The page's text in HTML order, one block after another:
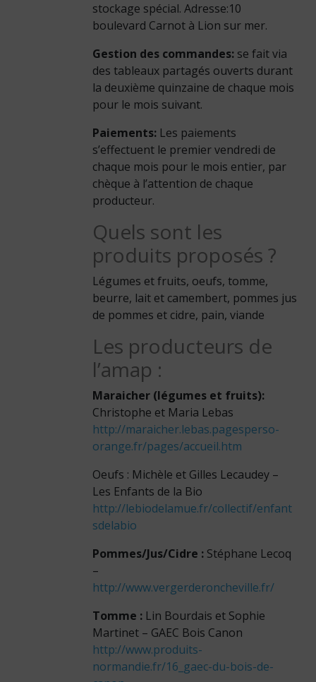
stockage spécial. Adresse:10
boulevard Carnot à Lion sur mer.
Gestion des commandes: se fait via
des tableaux partagés ouverts durant
la deuxième quinzaine de chaque mois
pour le mois suivant.
Paiements: Les paiements
s’effectuent le premier vendredi de
chaque mois pour le mois entier, par
chèque à l’attention de chaque
producteur.
Quels sont les
produits proposés ?
Légumes et fruits, oeufs, tomme,
beurre, lait et camembert, pommes jus
de pommes et cidre, pain, viande
Les producteurs de
l’amap :
Maraicher (légumes et fruits):
Christophe et Maria Lebas
http://maraicher.lebas.pagesperso-
orange.fr/pages/accueil.htm
Oeufs : Michèle et Gilles Lecaudey –
Les Enfants de la Bio
http://lebiodelamue.fr/collectif/enfant
sdelabio
Pommes/Jus/Cidre : Stéphane Lecoq
–
http://www.vergerderoncheville.fr/
Tomme : Lin Bourdais et Sophie
Martinet – GAEC Bois Canon
http://www.produits-
normandie.fr/16_gaec-du-bois-de-